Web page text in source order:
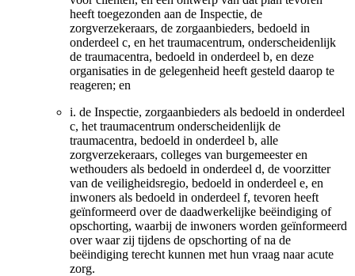
heeft toegezonden aan de Inspectie, de
zorgverzekeraars, de zorgaanbieders, bedoeld in
onderdeel c, en het traumacentrum, onderscheidenlijk
de traumacentra, bedoeld in onderdeel b, en deze
organisaties in de gelegenheid heeft gesteld daarop te
reageren; en
i. de Inspectie, zorgaanbieders als bedoeld in onderdeel
c, het traumacentrum onderscheidenlijk de
traumacentra, bedoeld in onderdeel b, alle
zorgverzekeraars, colleges van burgemeester en
wethouders als bedoeld in onderdeel d, de voorzitter
van de veiligheidsregio, bedoeld in onderdeel e, en
inwoners als bedoeld in onderdeel f, tevoren heeft
geïnformeerd over de daadwerkelijke beëindiging of
opschorting, waarbij de inwoners worden geïnformeerd
over waar zij tijdens de opschorting of na de
beëindiging terecht kunnen met hun vraag naar acute
zorg.